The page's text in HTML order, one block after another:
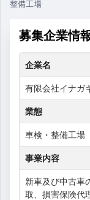
募集企業情
企業名
有限会社イナガ
業態
車検・整備工場
事業内容
新車及び中古車
取、損害保険代